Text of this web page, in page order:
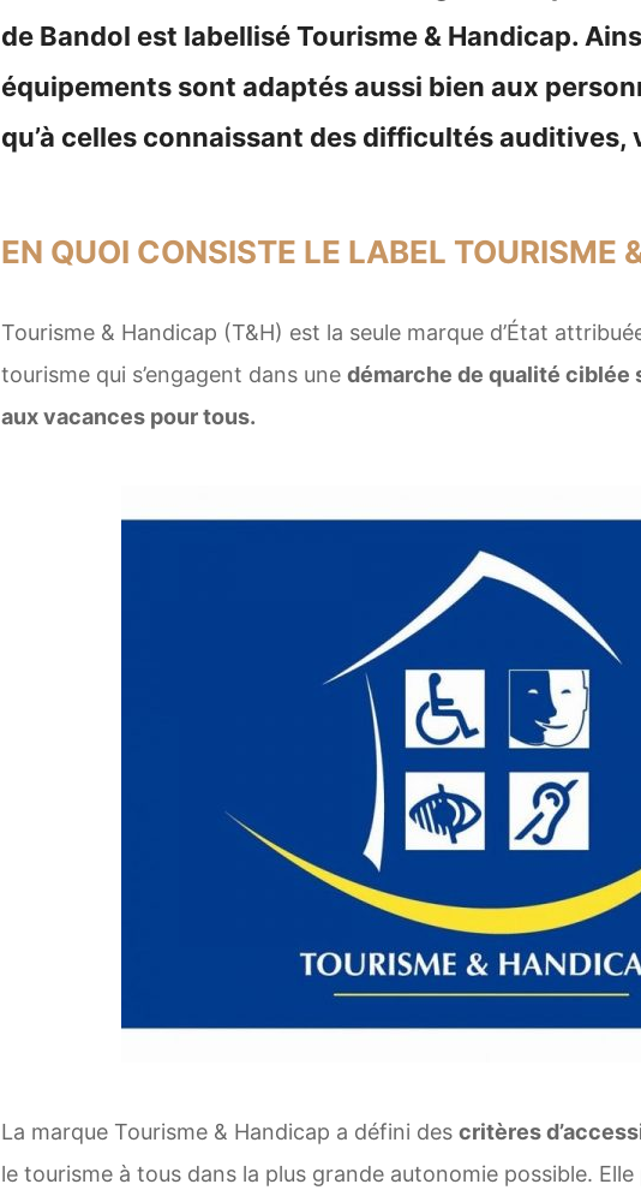
de Bandol est labellisé Tourisme & Handicap.
équipements sont adaptés aussi bien aux
qu’à celles connaissant des difficultés auditives,
EN QUOI CONSISTE LE LABEL TOURISME
Tourisme & Handicap (T&H) est la seule marque d’État
tourisme qui s’engagent dans une démarche de qualité ciblée
aux vacances pour tous.
La marque Tourisme & Handicap a défini des critères
le tourisme à tous dans la plus grande autonomie possible.